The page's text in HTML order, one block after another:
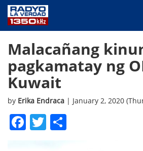
PUBLIC SERVICE
ANNOUNCEMENTS
PROGRAMS
ABOUT
Malacañang
pagkamatay ng
Kuwait
by Erika Endraca | January 2, 2020
Facebook
Twitter